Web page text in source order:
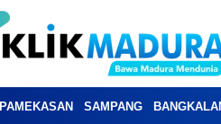
PAMEKASAN SAMPANG